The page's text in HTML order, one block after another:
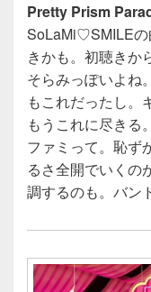
Pretty Prism
SoLaMi♡SMILEの
きかも。初聴きか
そらみっぽいよね
もこれだったし。
もうこれに尽きる
ファミって。恥ず
るさ全開でいくの
調するのも。バン